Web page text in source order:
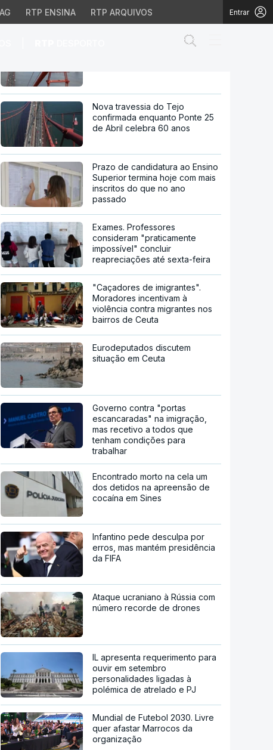
RTP ENSINA RTP ARQUIVOS Entrar
sobre o
60 anos da Ponte 25 de Abril.
Nova travessia do Tejo
confirmada enquanto Ponte 25
de Abril celebra 60 anos
Prazo de candidatura ao Ensino
Superior termina hoje com mais
inscritos do que no ano
passado
Exames. Professores
consideram "praticamente
impossível" concluir
reapreciações até sexta-feira
"Caçadores de imigrantes".
Moradores incentivam à
violência contra migrantes nos
bairros de Ceuta
Eurodeputados discutem
situação em Ceuta
Governo contra "portas
escancaradas" na imigração,
mas recetivo a todos que
tenham condições para
trabalhar
Encontrado morto na cela um
dos detidos na apreensão de
cocaína em Sines
Infantino pede desculpa por
erros, mas mantém presidência
da FIFA
Ataque ucraniano à Rússia com
número recorde de drones
IL apresenta requerimento para
ouvir em setembro
personalidades ligadas à
polémica de atrelado e PJ
Mundial de Futebol 2030. Livre
quer afastar Marrocos da
organização